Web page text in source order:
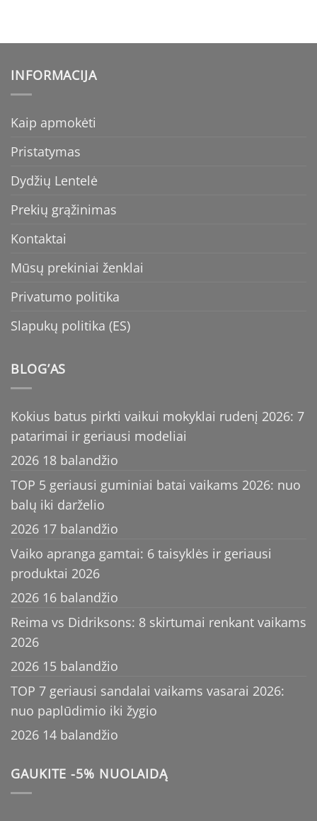
INFORMACIJA
Kaip apmokėti
Pristatymas
Dydžių Lentelė
Prekių grąžinimas
Kontaktai
Mūsų prekiniai ženklai
Privatumo politika
Slapukų politika (ES)
BLOG’AS
Kokius batus pirkti vaikui mokyklai rudenį 2026: 7
patarimai ir geriausi modeliai
2026 18 balandžio
TOP 5 geriausi guminiai batai vaikams 2026: nuo
balų iki darželio
2026 17 balandžio
Vaiko apranga gamtai: 6 taisyklės ir geriausi
produktai 2026
2026 16 balandžio
Reima vs Didriksons: 8 skirtumai renkant vaikams
2026
2026 15 balandžio
TOP 7 geriausi sandalai vaikams vasarai 2026:
nuo paplūdimio iki žygio
2026 14 balandžio
GAUKITE -5% NUOLAIDĄ